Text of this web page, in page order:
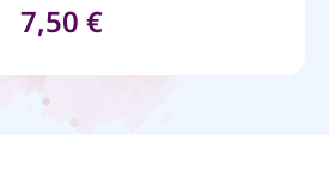
7,50 €